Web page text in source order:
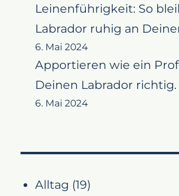
Leinenführigkeit: So
Labrador ruhig an
6. Mai 2024
Apportieren wie ein
Deinen Labrador richtig.
6. Mai 2024
Alltag (19)